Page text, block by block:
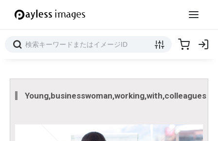
Young,businesswoman,working,with,colleagues